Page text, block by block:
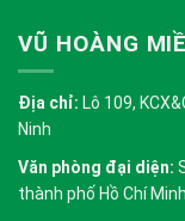
VŨ HOÀNG
Địa chỉ: Lô 109,
Ninh
Văn phòng đại diện:
thành phố Hồ Chí Minh